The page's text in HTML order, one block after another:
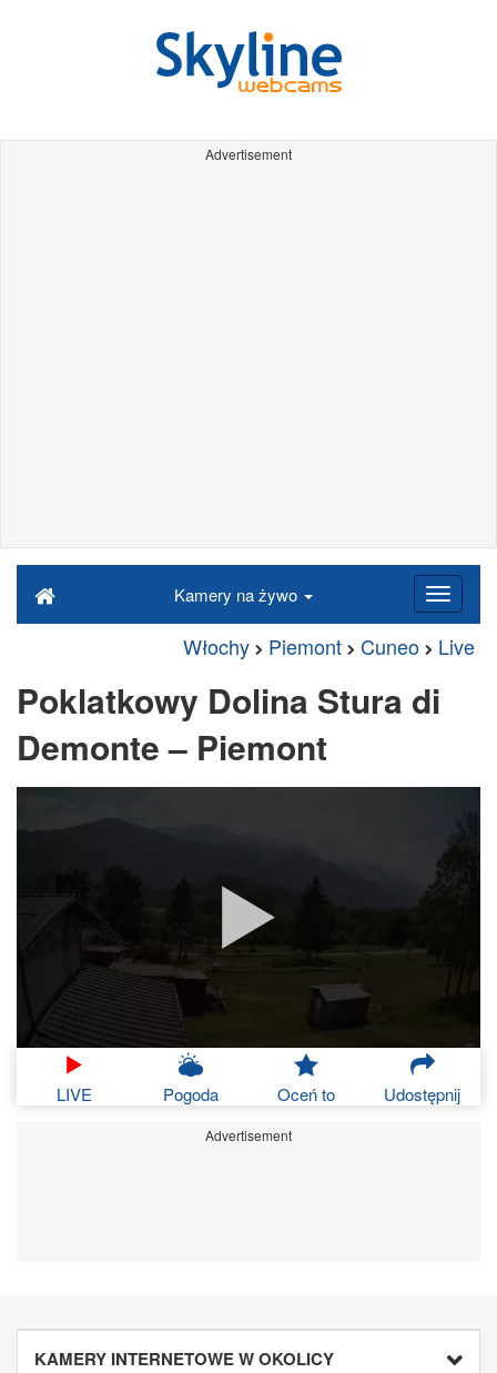
Advertisement
Kamery na żywo
Włochy Piemont Cuneo Live
Poklatkowy Dolina Stura di
Demonte – Piemont
LIVE Pogoda Oceń to Udostępnij
Advertisement
KAMERY INTERNETOWE W OKOLICY